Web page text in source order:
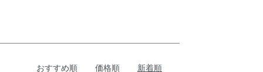
おすすめ順 価格順 新着順